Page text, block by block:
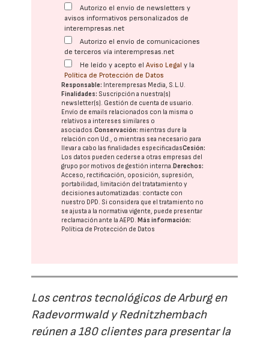
Autorizo el envío de newsletters y
avisos informativos personalizados de
interempresas.net
Autorizo el envío de comunicaciones
de terceros vía interempresas.net
He leído y acepto elAviso Legal y la
Política de Protección de Datos
Responsable: Interempresas Media, S.L.U.
Finalidades: Suscripción a nuestra(s)
newsletter(s). Gestión de cuenta de usuario.
Envío de emails relacionados con la misma o
relativos a intereses similares o
asociados.Conservación: mientras dure la
relación con Ud., o mientras sea necesario para
llevar a cabo las finalidades especificadasCesión:
Los datos pueden cederse a otras empresas del
grupo por motivos de gestión interna. Derechos:
Acceso, rectificación, oposición, supresión,
portabilidad, limitación del tratatamiento y
decisiones automatizadas: contacte con
nuestro DPD. Si considera que el tratamiento no
se ajusta a la normativa vigente, puede presentar
reclamación ante laAEPD. Más información:
Política de Protección de Datos
Los centros tecnológicos de Arburg en
Radevormwald y Rednitzhembach
reúnen a 180 clientes para presentar la